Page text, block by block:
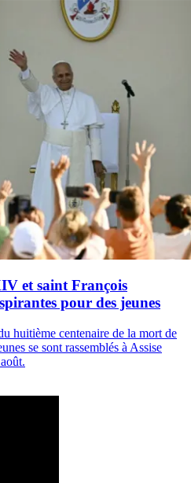
et saint François
pour des jeunes
huitième centenaire de la mort de
se sont rassemblés à Assise